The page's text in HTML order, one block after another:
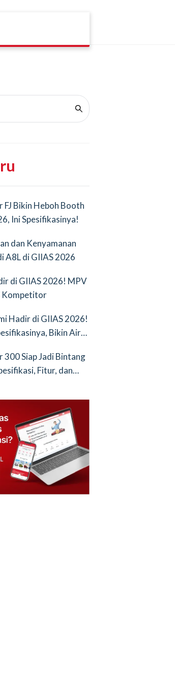
Bikin Heboh Booth
Ini Spesifikasinya!
dan Kenyamanan
A8L di GIIAS 2026
di GIIAS 2026! MPV
Kompetitor
Hadir di GIIAS 2026!
Bikin Air
300 Siap Jadi Bintang
Fitur, dan